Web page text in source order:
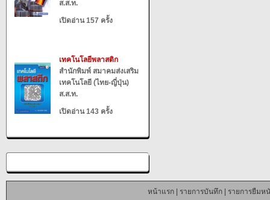
ส.ส.ท.
เปิดอ่าน 157 ครั้ง
เทคโนโลยีพลาสติก
สำนักพิมพ์ สมาคมส่งเสริม
เทคโนโลยี (ไทย-ญี่ปุ่น)
ส.ส.ท.
เปิดอ่าน 143 ครั้ง
หน้าแรก| รายการบันทึก| รายการยืมห